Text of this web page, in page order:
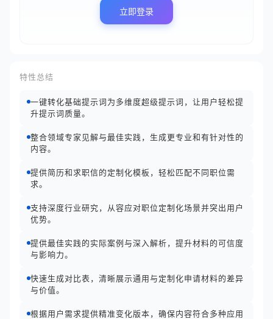
立即登录
特性总结
一键转化基础提示词为多维度超级提示词，让用户轻松提
升提示词质量。
整合领域专家见解与最佳实践，生成更专业和有针对性的
内容。
提供简历和求职信的定制化模板，轻松匹配不同职位需
求。
支持深度行业研究，从容应对职位定制化场景并突出用户
优势。
提供最佳实践的实际案例与深入解析，提升材料的可信度
与影响力。
快速生成对比表，清晰展示通用与定制化申请材料的差异
与价值。
根据用户需求提供精准变化版本，确保内容符合多种应用